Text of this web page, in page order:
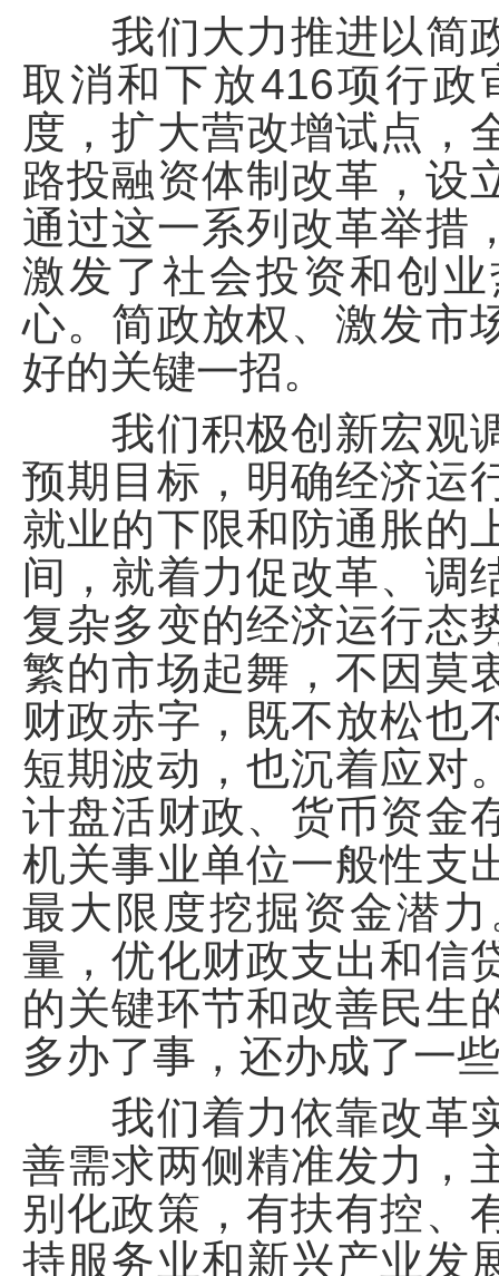
我们大力推进以简政
取消和下放416项行
度，扩大营改增试点，
路投融资体制改革，设
通过这一系列改革举措
激发了社会投资和创
心。简政放权、激发市
好的关键一招。
我们积极创新宏观调
预期目标，明确经济运
就业的下限和防通胀的
间，就着力促改革、调
复杂多变的经济运行态
繁的市场起舞，不因莫
财政赤字，既不放松也
短期波动，也沉着应对
计盘活财政、货币资金
机关事业单位一般性支
最大限度挖掘资金潜
量，优化财政支出和信
的关键环节和改善民生
多办了事，还办成了一
我们着力依靠改革实
善需求两侧精准发力，
别化政策，有扶有控、
持服务业和新兴产业发